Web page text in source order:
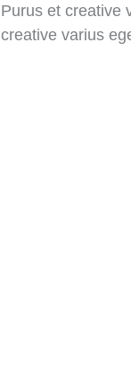
Purus et creative
creative varius